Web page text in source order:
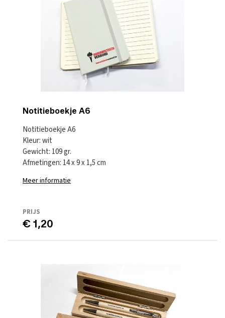
Notitieboekje A6
Notitieboekje A6
Kleur: wit
Gewicht: 109 gr.
Afmetingen: 14 x 9 x 1,5 cm
Meer informatie
PRIJS
€ 1,20